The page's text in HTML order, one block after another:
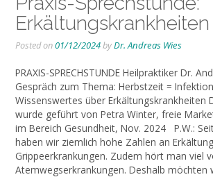
Erkältungskrankheiten
Posted on01/12/2024byDr. Andreas Wies
PRAXIS-SPRECHSTUNDE Heilpraktiker Dr.
Gespräch zum Thema: Herbstzeit =
Wissenswertes über Erkältungskrankheiten
wurde geführt von Petra Winter, freie
im Bereich Gesundheit, Nov. 2024 P.W.:
haben wir ziemlich hohe Zahlen an
Grippeerkrankungen. Zudem hört man viel
Atemwegserkrankungen. Deshalb möchten